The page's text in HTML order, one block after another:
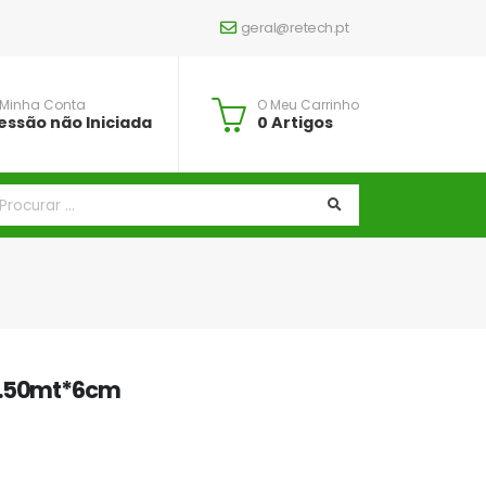
geral@retech.pt
Conta
não Iniciada
O Meu Carrinho
0 Artigos